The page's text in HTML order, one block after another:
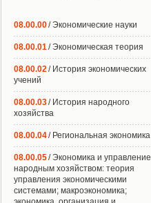
08.00.00/ Экономические науки
08.00.01/ Экономическая теория
08.00.02/ История экономических
учений
08.00.03/ История народного
хозяйства
08.00.04/ Региональная экономика
08.00.05/ Экономика и управление
народным хозяйством: теория
управления экономическими
системами; макроэкономика;